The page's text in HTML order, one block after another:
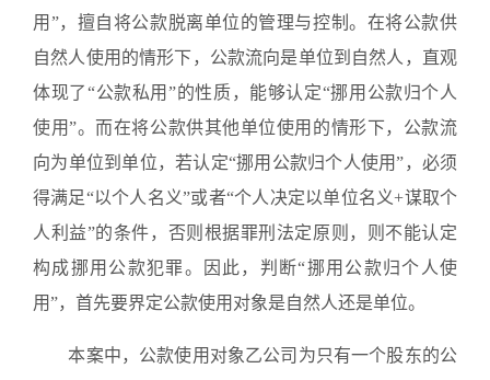
用”，擅自将公款脱离单位的管理与控制。在将公款供
自然人使用的情形下，公款流向是单位到自然人，直观
体现了“公款私用”的性质，能够认定“挪用公款归个人
使用”。而在将公款供其他单位使用的情形下，公款流
向为单位到单位，若认定“挪用公款归个人使用”，必须
得满足“以个人名义”或者“个人决定以单位名义+谋取个
人利益”的条件，否则根据罪刑法定原则，则不能认定
构成挪用公款犯罪。因此，判断“挪用公款归个人使
用”，首先要界定公款使用对象是自然人还是单位。
本案中，公款使用对象乙公司为只有一个股东的公